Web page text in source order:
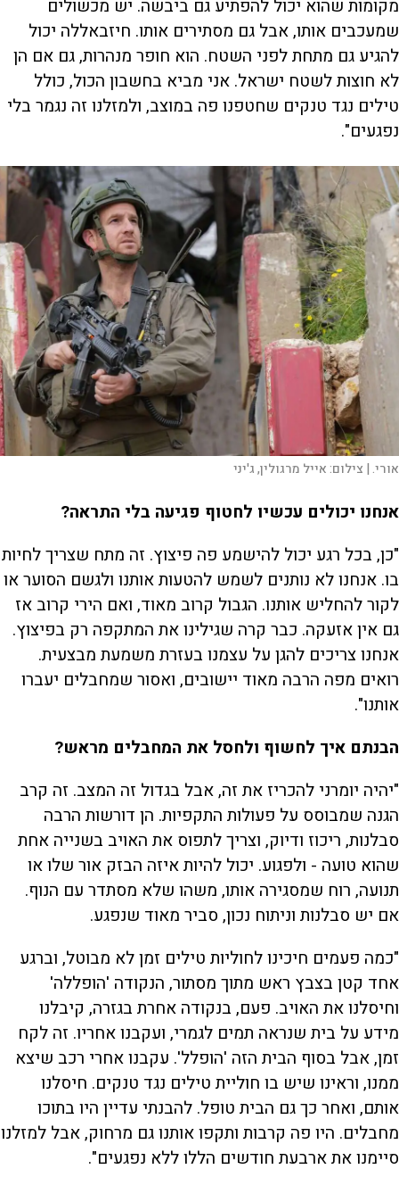
מקומות שהוא יכול להפתיע גם ביבשה. יש מכשולים
שמעכבים אותו, אבל גם מסתירים אותו. חיזבאללה יכול
להגיע גם מתחת לפני השטח. הוא חופר מנהרות, גם אם הן
לא חוצות לשטח ישראל. אני מביא בחשבון הכול, כולל
טילים נגד טנקים שחטפנו פה במוצב, ולמזלנו זה נגמר בלי
נפגעים".
אורי. | צילום:אייל מרגולין, ג'יני
אנחנו יכולים עכשיו לחטוף פגיעה בלי התראה?
"כן, בכל רגע יכול להישמע פה פיצוץ. זה מתח שצריך לחיות
בו. אנחנו לא נותנים לשמש להטעות אותנו ולגשם הסוער או
לקור להחליש אותנו. הגבול קרוב מאוד, ואם הירי קרוב אז
גם אין אזעקה. כבר קרה שגילינו את המתקפה רק בפיצוץ.
אנחנו צריכים להגן על עצמנו בעזרת משמעת מבצעית.
רואים מפה הרבה מאוד יישובים, ואסור שמחבלים יעברו
אותנו".
הבנתם איך לחשוף ולחסל את המחבלים מראש?
"יהיה יומרני להכריז את זה, אבל בגדול זה המצב. זה קרב
הגנה שמבוסס על פעולות התקפיות. הן דורשות הרבה
סבלנות, ריכוז ודיוק, וצריך לתפוס את האויב בשנייה אחת
שהוא טועה - ולפגוע. יכול להיות איזה הבזק אור שלו או
תנועה, רוח שמסגירה אותו, משהו שלא מסתדר עם הנוף.
אם יש סבלנות וניתוח נכון, סביר מאוד שנפגע.
"כמה פעמים חיכינו לחוליות טילים זמן לא מבוטל, וברגע
אחד קטן בצבץ ראש מתוך מסתור, הנקודה 'הופללה'
וחיסלנו את האויב. פעם, בנקודה אחרת בגזרה, קיבלנו
מידע על בית שנראה תמים לגמרי, ועקבנו אחריו. זה לקח
זמן, אבל בסוף הבית הזה 'הופלל'. עקבנו אחרי רכב שיצא
ממנו, וראינו שיש בו חוליית טילים נגד טנקים. חיסלנו
אותם, ואחר כך גם הבית טופל. להבנתי עדיין היו בתוכו
מחבלים. היו פה קרבות ותקפו אותנו גם מרחוק, אבל למזלנו
סיימנו את ארבעת חודשים הללו ללא נפגעים".